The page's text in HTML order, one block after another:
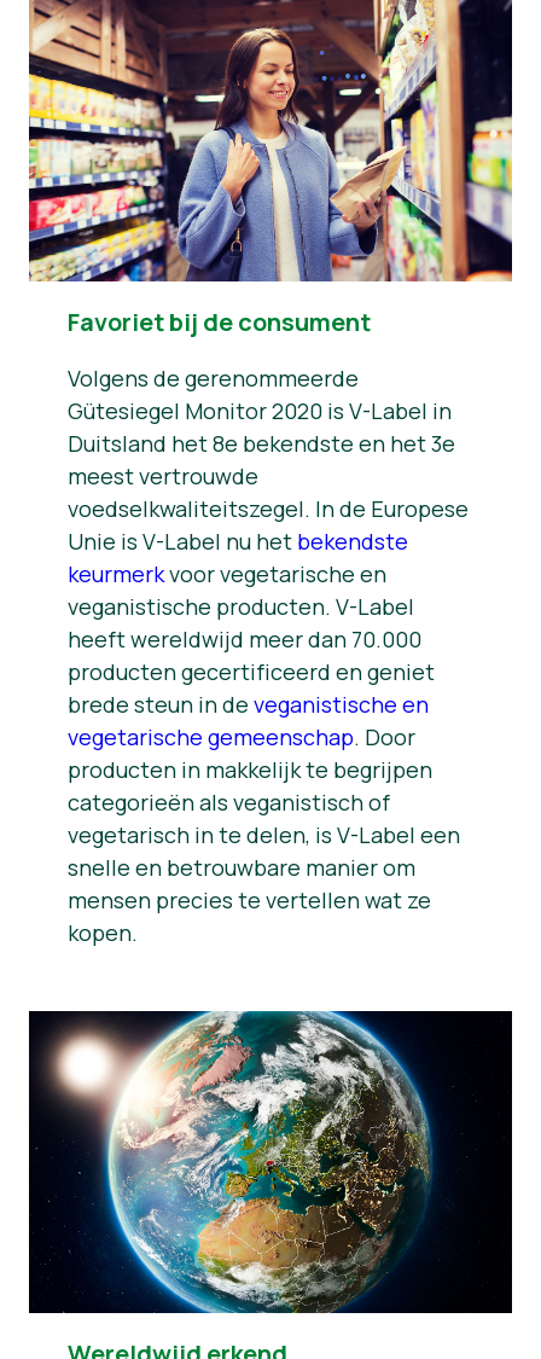
Favoriet bij de consument
Volgens de gerenommeerde
Gütesiegel Monitor 2020 is V-Label in
Duitsland het 8e bekendste en het 3e
meest vertrouwde
voedselkwaliteitszegel. In de Europese
Unie is V-Label nu het bekendste
keurmerkvoor vegetarische en
veganistische producten. V-Label
heeft wereldwijd meer dan 70.000
producten gecertificeerd en geniet
brede steun in de veganistische en
vegetarische gemeenschap. Door
producten in makkelijk te begrijpen
categorieën als veganistisch of
vegetarisch in te delen, is V-Label een
snelle en betrouwbare manier om
mensen precies te vertellen wat ze
kopen.